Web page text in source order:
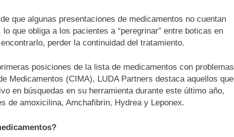
que algunas presentaciones de medicamentos no cuentan
que obliga a los pacientes a “peregrinar” entre boticas en
perder la continuidad del tratamiento.
posiciones de la lista de medicamentos con problemas
Medicamentos (CIMA), LUDA Partners destaca aquellos que
en búsquedas en su herramienta durante este último año,
de amoxicilina, Amchafibrin, Hydrea y Leponex.